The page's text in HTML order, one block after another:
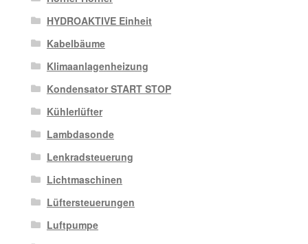
HYDROAKTIVE Einheit
Kabelbäume
Klimaanlagenheizung
Kondensator START STOP
Kühlerlüfter
Lambdasonde
Lenkradsteuerung
Lichtmaschinen
Lüftersteuerungen
Luftpumpe